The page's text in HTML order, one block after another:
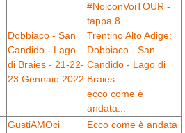
Dobbiaco - San
Candido - Lago
di Braies - 21-22-
23 Gennaio 2022
#NoiconVoiTOUR -
tappa 8
Trentino Alto Adige:
Dobbiaco - San
Candido - Lago di
Braies
ecco come è
andata...
GustiAMOci
Ecco come è andata